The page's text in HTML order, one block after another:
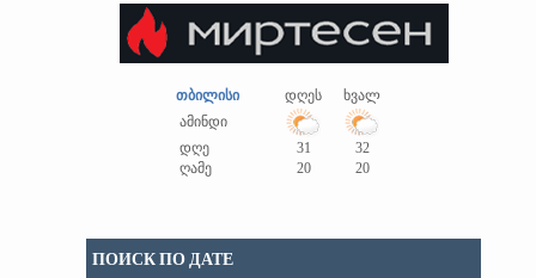
თბილისი დღეს
ხვალ
ამინდი
დღე
31
32
ღამე
20 20
ПОИСК ПО ДАТЕ